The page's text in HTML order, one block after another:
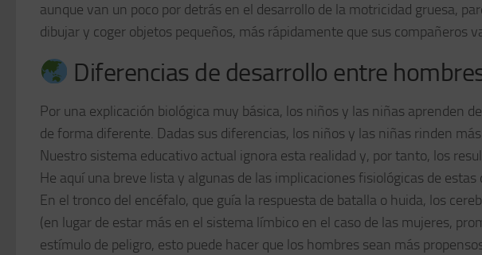
aunque van un poco por detrás en el desarrollo de la motricidad gruesa,
dibujar y coger objetos pequeños, más rápidamente que sus compañeros
Diferencias de desarrollo entre
Por una explicación biológica muy básica, los niños y las niñas aprenden
de forma diferente. Dadas sus diferencias, los niños y las niñas rinden
Nuestro sistema educativo actual ignora esta realidad y, por tanto, los
He aquí una breve lista y algunas de las implicaciones fisiológicas de estas
En el tronco del encéfalo, que guía la respuesta de batalla o huida, los
(en lugar de estar más en el sistema límbico en el caso de las mujeres,
estímulo de peligro, esto puede hacer que los hombres sean más